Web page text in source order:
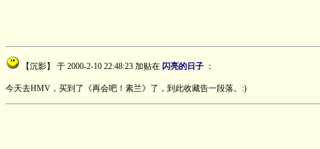
【沉影】 于 2000-2-10 22:48:23 加贴在 闪亮的日子 ：
今天去HMV，买到了《再会吧！素兰》了，到此收藏告一段落。:)